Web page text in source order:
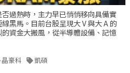
過熱時，主力早已悄悄移向具備實
黑馬。目前台股呈現大 V 與大 A 的
資金大搬風，從半導體設備、記憶
晶豪科 凱碩